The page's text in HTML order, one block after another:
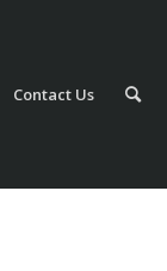
Contact Us